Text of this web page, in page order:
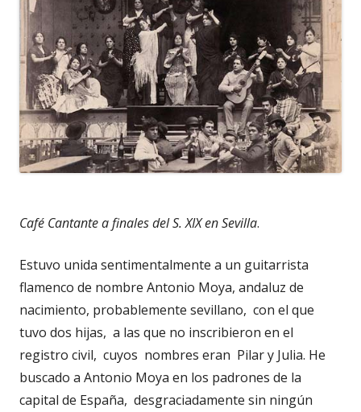
Café Cantante a finales del S. XIX en Sevilla.
Estuvo unida sentimentalmente a un guitarrista
flamenco de nombre Antonio Moya, andaluz de
nacimiento, probablemente sevillano, con el que
tuvo dos hijas, a las que no inscribieron en el
registro civil, cuyos nombres eran Pilar y Julia. He
buscado a Antonio Moya en los padrones de la
capital de España, desgraciadamente sin ningún